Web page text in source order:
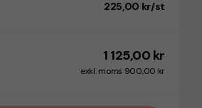
225,00 kr/st
1 125,00 kr
exkl. moms 900,00 kr